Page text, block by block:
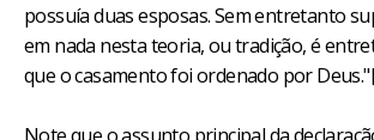
possuía duas esposas. Sem entretanto
em nada nesta teoria, ou tradição, é
que o casamento foi ordenado por